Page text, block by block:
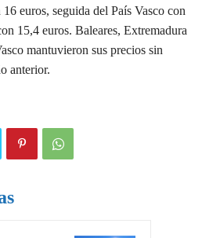
euros, seguida del País Vasco con
15,4 euros. Baleares, Extremadura
mantuvieron sus precios sin
anterior.